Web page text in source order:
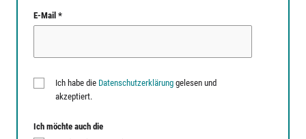
E-Mail *
Ich habe die Datenschutzerklärung gelesen und
akzeptiert.
Ich möchte auch die